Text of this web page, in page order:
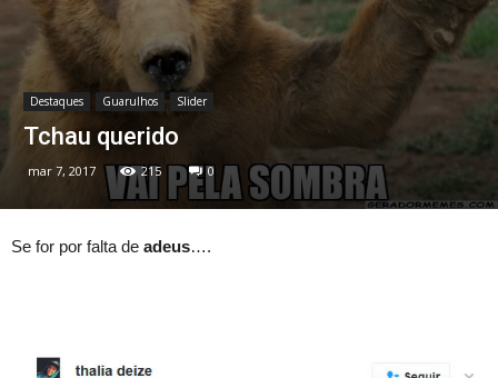
Destaques Guarulhos Slider
Tchau querido
mar 7, 2017 215 0
Se for por falta de adeus….